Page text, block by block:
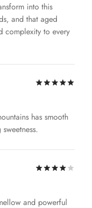
into this
and that aged
complexity to every
has smooth
and powerful